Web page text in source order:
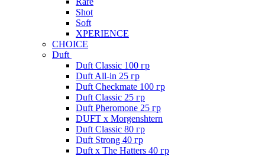
Shot
Soft
XPERIENCE
CHOICE
Duft
Duft Classic 100 гр
Duft All-in 25 гр
Duft Checkmate 100 гр
Duft Classic 25 гр
Duft Pheromone 25 гр
DUFT x Morgenshtern
Duft Classic 80 гр
Duft Strong 40 гр
Duft x The Hatters 40 гр